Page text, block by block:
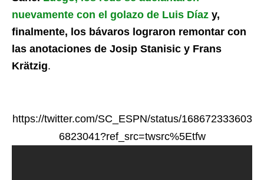
nuevamente con el golazo de Luis Díaz y,
finalmente, los bávaros lograron remontar con
las anotaciones de Josip Stanisic y Frans
Krätzig.
https://twitter.com/SC_ESPN/status/168672333603
6823041?ref_src=twsrc%5Etfw